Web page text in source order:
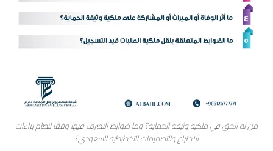
من له الحق في ملكية وثيقة الحماية؟ وما ضوابط التصرف فيها وفقًا لنظام براءات
الاختراع والتصميمات التخطيطية السعودي؟